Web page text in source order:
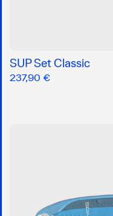
SUP Set Classic
237,90 €